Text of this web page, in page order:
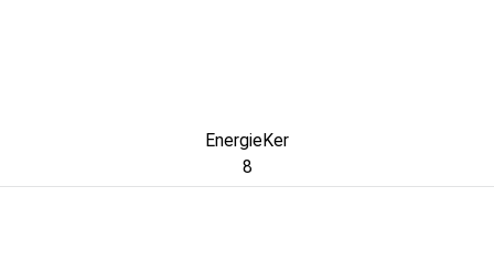
EnergieKer
8